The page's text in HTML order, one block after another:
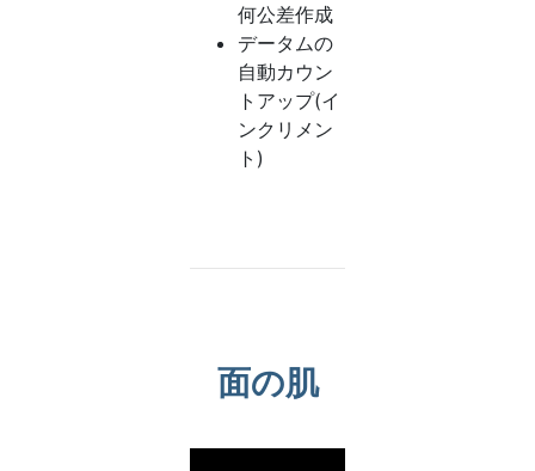
何公差作成
データムの
自動カウン
トアップ(イ
ンクリメン
ト)
面の肌